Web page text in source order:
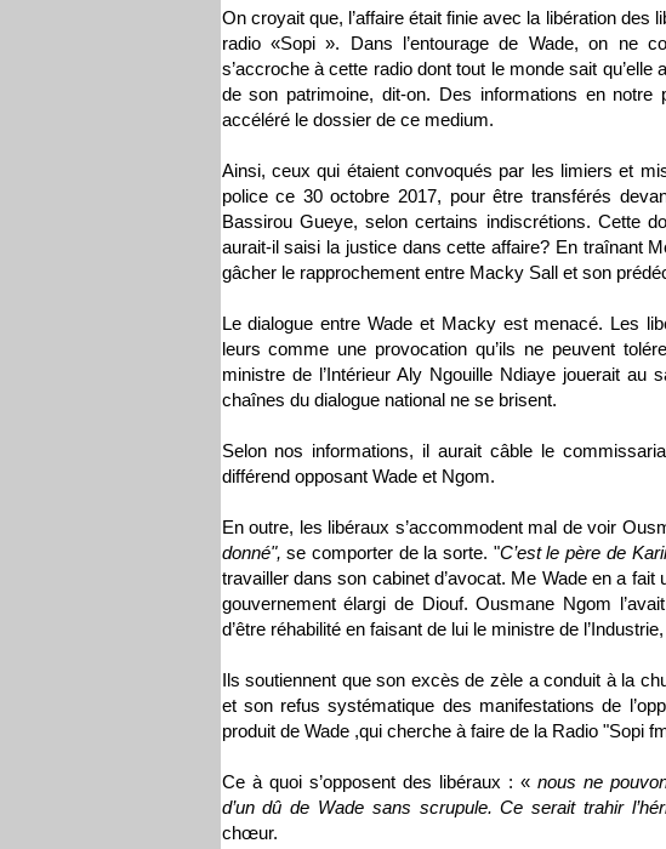
On croyait que, l’affaire était finie avec la libération des
radio «Sopi ». Dans l’entourage de Wade, on ne
s’accroche à cette radio dont tout le monde sait
de son patrimoine, dit-on. Des informations en
accéléré le dossier de ce medium.
Ainsi, ceux qui étaient convoqués par les limiers et
police ce 30 octobre 2017, pour être transférés
Bassirou Gueye, selon certains indiscrétions. Cette
aurait-il saisi la justice dans cette affaire? En traînant
gâcher le rapprochement entre Macky Sall et son
Le dialogue entre Wade et Macky est menacé. Les
leurs comme une provocation qu’ils ne peuvent
ministre de l’Intérieur Aly Ngouille Ndiaye jouerait au
chaînes du dialogue national ne se brisent.
Selon nos informations, il aurait câble le
différend opposant Wade et Ngom.
En outre, les libéraux s’accommodent mal de voir
donné",se comporter de la sorte. "C’est le père de
travailler dans son cabinet d’avocat. Me Wade en a
gouvernement élargi de Diouf. Ousmane Ngom
d’être réhabilité en faisant de lui le ministre de
Ils soutiennent que son excès de zèle a conduit à la
et son refus systématique des manifestations de
produit de Wade ,qui cherche à faire de la Radio "Sopi
Ce à quoi s’opposent des libéraux : « nous ne
d’un dû de Wade sans scrupule. Ce serait trahir
chœur.